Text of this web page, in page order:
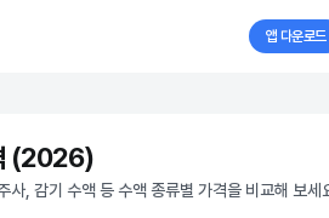
앱 다운로드
(2026)
사, 감기 수액 등 수액 종류별 가격을 비교해 보세